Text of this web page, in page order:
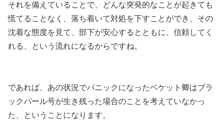
それを備えていることで、どんな突発的なことが起きても
慌てることなく、落ち着いて対処を下すことができ、その
沈着な態度を見て、部下が安心するとともに、信頼してく
れる、という流れになるからですね。
であれば、あの状況でパニックになったベケット卿はブラ
ックパール号が生き残った場合のことを考えていなかっ
た、ということになります。